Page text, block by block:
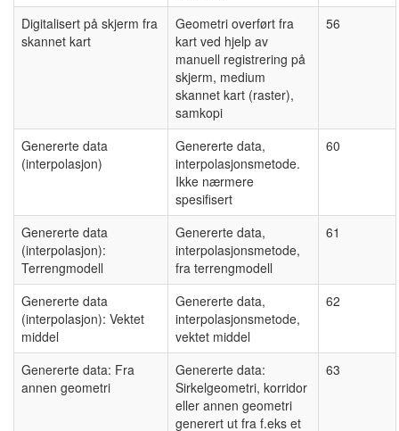
Digitalisert på skjerm fra
skannet kart
Geometri overført fra
kart ved hjelp av
manuell registrering på
skjerm, medium
skannet kart (raster),
samkopi
56
Genererte data
(interpolasjon)
Genererte data,
interpolasjonsmetode.
Ikke nærmere
spesifisert
60
Genererte data
(interpolasjon):
Terrengmodell
Genererte data,
interpolasjonsmetode,
fra terrengmodell
61
Genererte data
(interpolasjon): Vektet
middel
Genererte data,
interpolasjonsmetode,
vektet middel
62
Genererte data: Fra
annen geometri
Genererte data:
Sirkelgeometri, korridor
eller annen geometri
generert ut fra f.eks et
63